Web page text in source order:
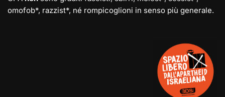
omofob*, razzist*, né rompicoglioni in senso più generale.